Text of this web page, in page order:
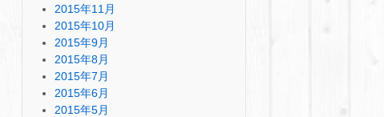
2015年11月
2015年10月
2015年9月
2015年8月
2015年7月
2015年6月
2015年5月